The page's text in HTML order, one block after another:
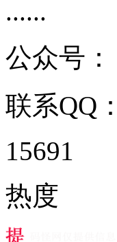
......
公众号：
联系QQ：
15691
热度